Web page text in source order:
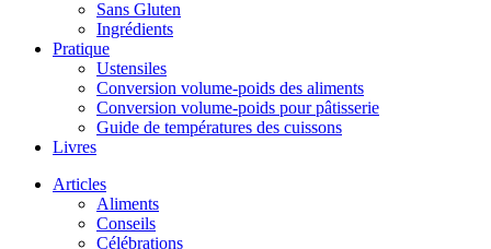
Sans Gluten
Ingrédients
Pratique
Ustensiles
Conversion volume-poids des aliments
Conversion volume-poids pour pâtisserie
Guide de températures des cuissons
Livres
Articles
Aliments
Conseils
Célébrations